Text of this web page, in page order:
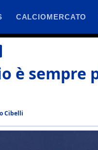
CALCIOMERCATO
è sempre
Cibelli